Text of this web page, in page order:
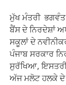
ਮੁੱਖ ਮੰਤਰੀ ਭਗਵੰਤ
ਬੈਂਸ ਦੇ ਨਿਰਦੇਸ਼ਾਂ
ਸਕੂਲਾਂ ਦੇ
ਪੰਜਾਬ ਸਰਕਾਰ
ਸੁਰੱਖਿਆ, ਇਸਤਰੀ
ਅੱਜ ਮਲੋਟ ਹਲਕੇ ਦੇ